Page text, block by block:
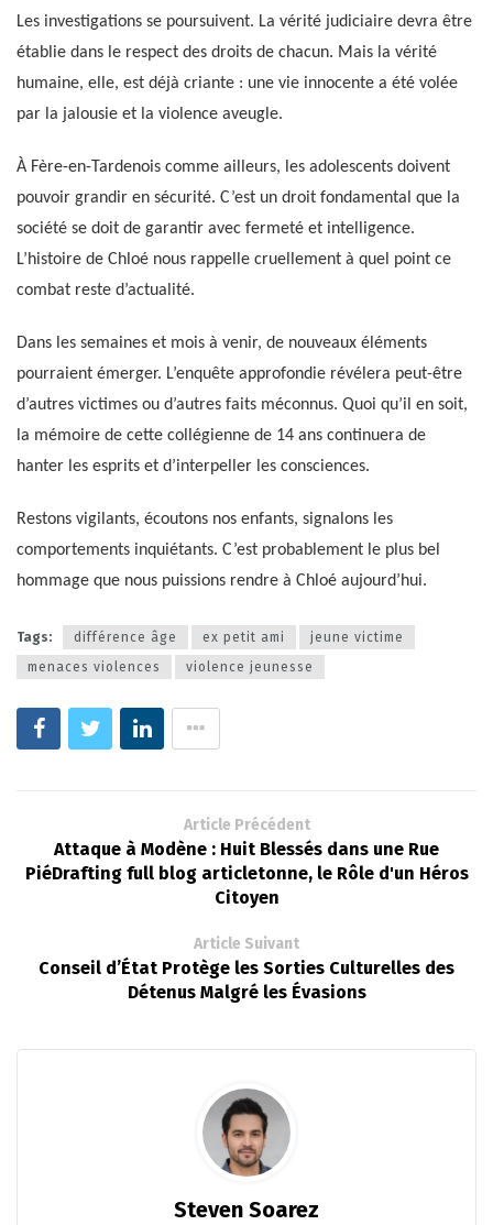
Les investigations se poursuivent. La vérité judiciaire devra être
établie dans le respect des droits de chacun. Mais la vérité
humaine, elle, est déjà criante : une vie innocente a été volée
par la jalousie et la violence aveugle.
À Fère-en-Tardenois comme ailleurs, les adolescents doivent
pouvoir grandir en sécurité. C’est un droit fondamental que la
société se doit de garantir avec fermeté et intelligence.
L’histoire de Chloé nous rappelle cruellement à quel point ce
combat reste d’actualité.
Dans les semaines et mois à venir, de nouveaux éléments
pourraient émerger. L’enquête approfondie révélera peut-être
d’autres victimes ou d’autres faits méconnus. Quoi qu’il en soit,
la mémoire de cette collégienne de 14 ans continuera de
hanter les esprits et d’interpeller les consciences.
Restons vigilants, écoutons nos enfants, signalons les
comportements inquiétants. C’est probablement le plus bel
hommage que nous puissions rendre à Chloé aujourd’hui.
Tags: différence âge ex petit ami
jeune victime
menaces violences
violence jeunesse
Article Précédent
Attaque à Modène : Huit Blessés dans une Rue
PiéDrafting full blog articletonne, le Rôle d'un Héros
Citoyen
Article Suivant
Conseil d’État Protège les Sorties Culturelles des
Détenus Malgré les Évasions
Steven Soarez